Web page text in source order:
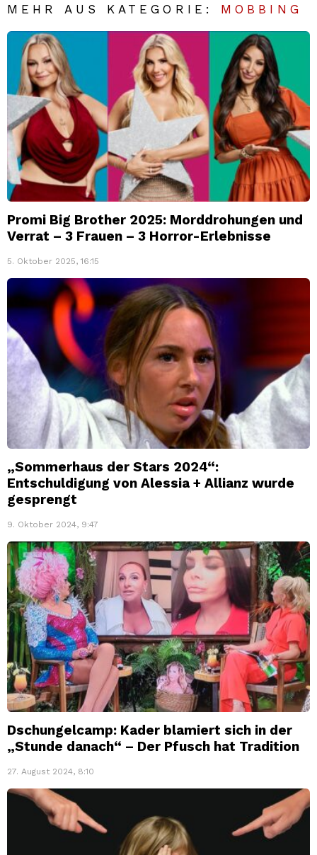
MEHR AUS KATEGORIE: MOBBING
Promi Big Brother 2025: Morddrohungen und
Verrat – 3 Frauen – 3 Horror-Erlebnisse
5. Oktober 2025, 16:15
„Sommerhaus der Stars 2024“:
Entschuldigung von Alessia + Allianz wurde
gesprengt
9. Oktober 2024, 9:47
Dschungelcamp: Kader blamiert sich in der
„Stunde danach“ – Der Pfusch hat Tradition
27. August 2024, 8:10